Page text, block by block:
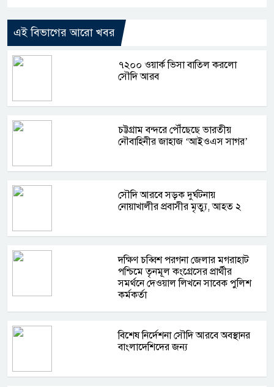
এই বিভাগের আরো খবর
৭২০০ ওয়ার্ক ভিসা বাতিল করলো
সৌদি আরব
চট্টগ্রাম বন্দরে পৌঁছেছে ভারতীয়
নৌবাহিনীর জাহাজ ‘আইওএস সাগর’
সৌদি আরবে সড়ক দুর্ঘটনায়
নোয়াখালীর প্রবাসীর মৃত্যু, আহত ২
দক্ষিণ চব্বিশ পরগনা জেলার মগরাহাট
পশ্চিমে তৃনমূল কংগ্রেসের প্রার্থীর
সমর্থনে দেওয়াল লিখনে সাবেক পুলিশ
কর্মকর্তা
বিশেষ নির্দেশনা সৌদি আরবে অবস্থানর
বাংলাদেশিদের জন্য